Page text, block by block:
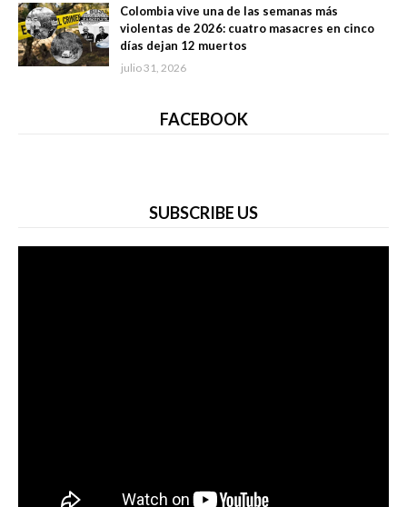
Colombia vive una de las semanas más
violentas de 2026: cuatro masacres en cinco
días dejan 12 muertos
julio 31, 2026
FACEBOOK
SUBSCRIBE US